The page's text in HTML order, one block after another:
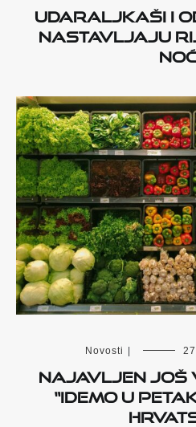
UDARALJKAŠI I
NASTAVLJAJU
Novosti |
Najavljen još
“Idemo u